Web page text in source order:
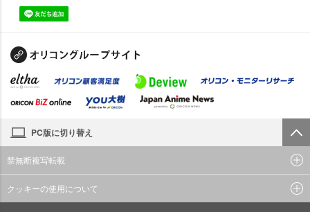
PC版に切り替え
禁無断複写転載
クッキーの使用について